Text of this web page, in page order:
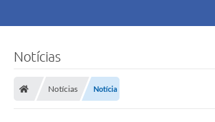
Notícias
Notícias Notícia